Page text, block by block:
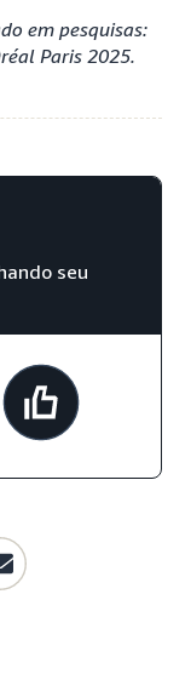
em pesquisas:
Paris 2025.
seu